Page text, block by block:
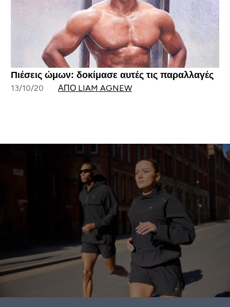
Πιέσεις ώμων: δοκίμασε αυτές τις παραλλαγές
13/10/20 ΑΠΌ LIAM AGNEW